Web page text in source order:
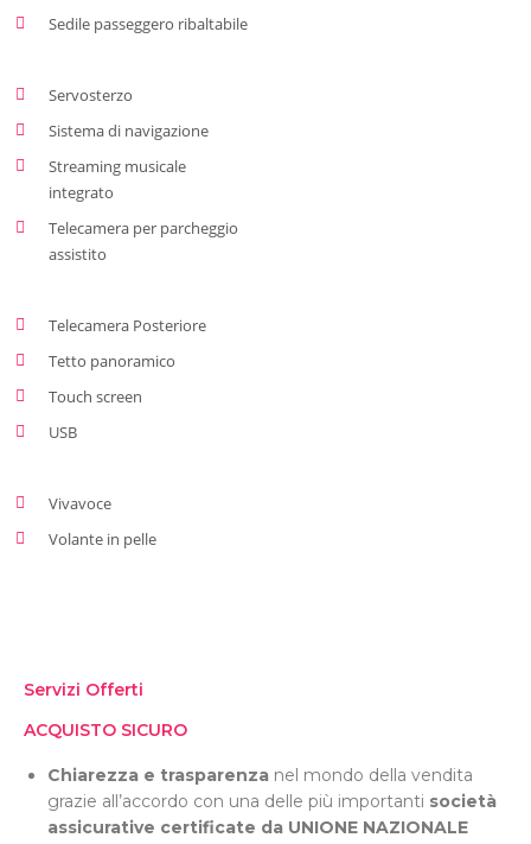
Sedile passeggero ribaltabile
Servosterzo
Sistema di navigazione
Streaming musicale
integrato
Telecamera per parcheggio
assistito
Telecamera Posteriore
Tetto panoramico
Touch screen
USB
Vivavoce
Volante in pelle
Servizi Offerti
ACQUISTO SICURO
Chiarezza e trasparenza nel mondo della vendita
grazie all’accordo con una delle più importanti società
assicurative certificate da UNIONE NAZIONALE